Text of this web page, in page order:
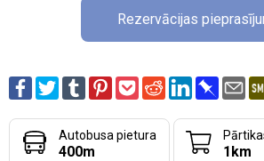
Rezervācijas
Autobusa pietura
400m 1km